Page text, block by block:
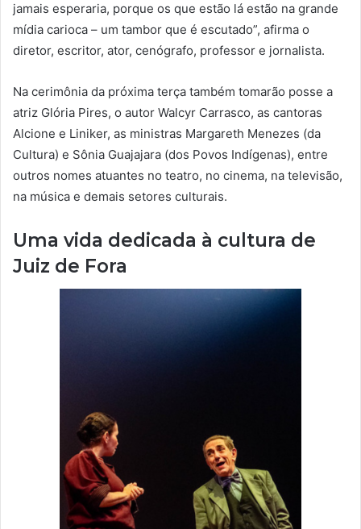
jamais esperaria, porque os que estão lá estão na grande
mídia carioca – um tambor que é escutado”, afirma o
diretor, escritor, ator, cenógrafo, professor e jornalista.
Na cerimônia da próxima terça também tomarão posse a
atriz Glória Pires, o autor Walcyr Carrasco, as cantoras
Alcione e Liniker, as ministras Margareth Menezes (da
Cultura) e Sônia Guajajara (dos Povos Indígenas), entre
outros nomes atuantes no teatro, no cinema, na televisão,
na música e demais setores culturais.
Uma vida dedicada à cultura de
Juiz de Fora